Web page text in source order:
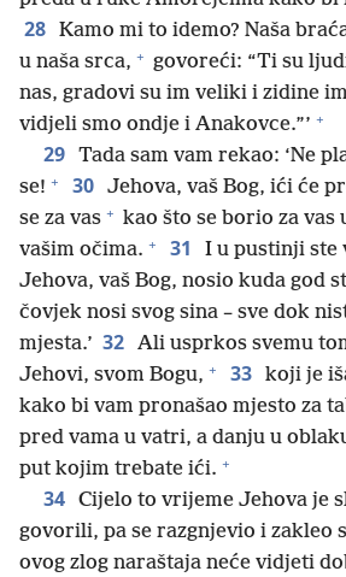
28 Kamo mi to idemo? Naša
u naša srca, + govoreći: “Ti su
nas, gradovi su im veliki i zidine
vidjeli smo ondje i Anakovce.”’ +
29 Tada sam vam rekao: ‘Ne
se! + 30 Jehova, vaš Bog, ići će
se za vas + kao što se borio za vas
vašim očima. + 31
I u pustinji ste
Jehova, vaš Bog, nosio kuda god
čovjek nosi svog sina – sve dok
mjesta.’ 32 Ali usprkos svemu
Jehovi, svom Bogu, + 33 koji je
kako bi vam pronašao mjesto za
pred vama u vatri, a danju u
put kojim trebate ići. +
34 Cijelo to vrijeme Jehova je
govorili, pa se razgnjevio i zakleo
ovog zlog naraštaja neće vidjeti